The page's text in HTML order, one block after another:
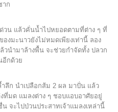
าก
แล้วคั่นน้ำไปหยอดตามที่ต่าง ๆ ที่
งมะนาวยังไม่หมดเพียงเท่านี้ ลอง
นำมาล้างพื้น จะช่วยกำจัดทั้ง ปลวก
อีกด้วย
นำเปลือกส้ม 2 ผล มาปั่น แล้ว
ที่มด แมลงต่าง ๆ ชอบแอบอาศัยอยู่
จะไปป่วนประสาทเจ้าแมลงเหล่านี้